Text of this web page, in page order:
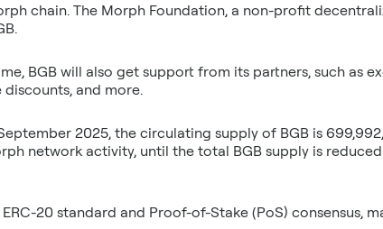
chain. The Morph Foundation, a non-profit
BGB will also get support from its partners, such as
and more.
2025, the circulating supply of BGB is
network activity, until the total BGB supply is
20 standard and Proof-of-Stake (PoS) consensus,